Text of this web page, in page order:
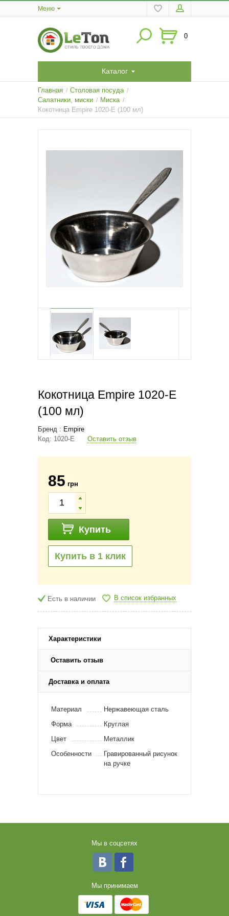
Меню
0
Каталог
Главная / Столовая посуда /
Салатники, миски / Миска /
Кокотница Empire 1020-E (100 мл)
Кокотница Empire 1020-E
(100 мл)
Бренд : Empire
Код: 1020-E Оставить отзыв
85 грн
Купить
Купить в 1 клик
Есть в наличии В список избранных
Характеристики
Оставить отзыв
Доставка и оплата
Материал
Нержавеющая сталь
Форма
Круглая
Цвет
Металлик
Особенности
Гравированный рисунок
на ручке
Мы в соцсетях
Мы принимаем